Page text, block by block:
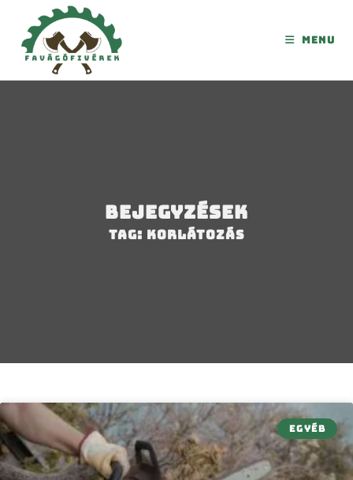
Menu
Bejegyzések
Tag: korlátozás
EGYÉB